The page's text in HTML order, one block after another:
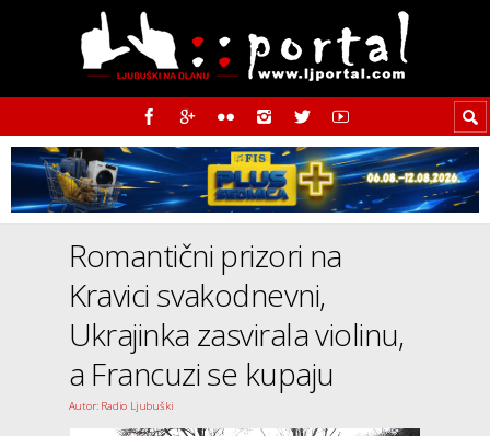
Romantični prizori na
Kravici svakodnevni,
Ukrajinka zasvirala violinu,
a Francuzi se kupaju
Autor: Radio Ljubuški